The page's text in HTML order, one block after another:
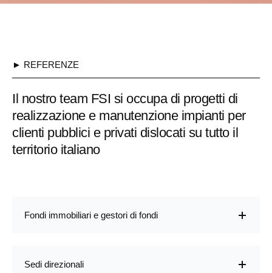
► REFERENZE
Il nostro team FSI si occupa di progetti di
realizzazione e manutenzione impianti per
clienti pubblici e privati dislocati su tutto il
territorio italiano
Fondi immobiliari e gestori di fondi
Sedi direzionali